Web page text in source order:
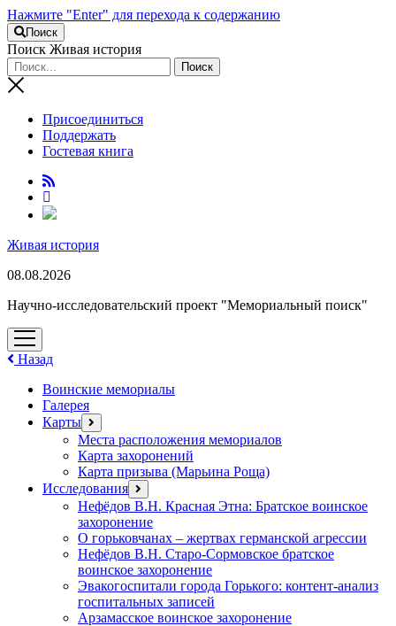
Нажмите "Enter" для перехода к содержанию
Поиск
Поиск Живая история
Присоединиться
Поддержать
Гостевая книга
RuTube
Живая история
08.08.2026
Научно-исследовательский проект "Мемориальный поиск"
открыть
меню
Назад
Воинские мемориалы
Галерея
Карты открыть
меню
Места расположения мемориалов
Карта захоронений
Карта призыва (Марьина Роща)
Исследования открыть
меню
Нефёдов В.Н. Красная Этна: Братское воинское
захоронение
О горьковчанах – жертвах германской агрессии
Нефёдов В.Н. Старо-Сормовское братское
воинское захоронение
Эвакогоспитали города Горького: контент-анализ
госпитальных записей
Арзамасское воинское захоронение